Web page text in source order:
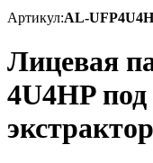
Артикул:AL-
Лицевая
4U4HP